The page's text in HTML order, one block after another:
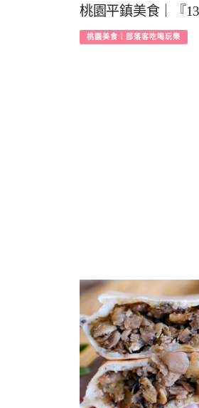
桃園平鎮美食｜『
桃園美食｜部落客吃喝玩樂